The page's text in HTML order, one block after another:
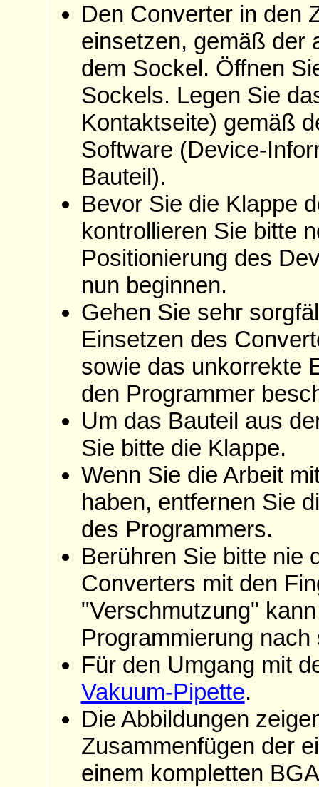
Den Converter in den
einsetzen, gemäß der
dem Sockel. Öffnen
Sockels. Legen Sie
Kontaktseite) gemäß
Software (Device-
Bauteil).
Bevor Sie die Klappe
kontrollieren Sie bitte
Positionierung des
nun beginnen.
Gehen Sie sehr
Einsetzen des
sowie das unkorrekte
den Programmer
Um das Bauteil aus
Sie bitte die Klappe.
Wenn Sie die Arbeit
haben, entfernen Sie
des Programmers.
Berühren Sie bitte nie
Converters mit den
"Verschmutzung"
Programmierung
Für den Umgang mit
Vakuum-Pipette.
Die Abbildungen
Zusammenfügen der
einem kompletten